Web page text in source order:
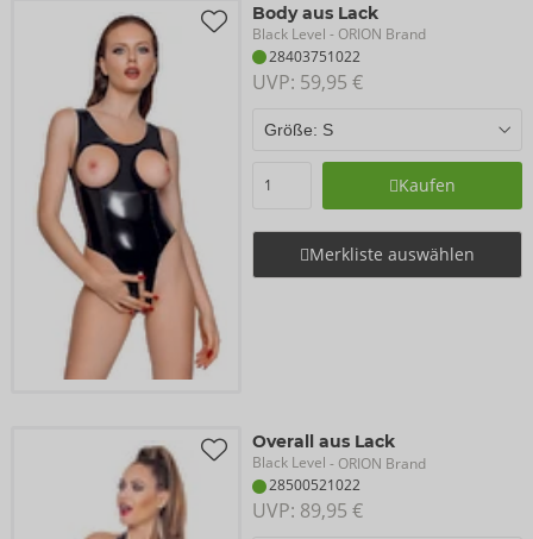
Body aus Lack
Black Level - ORION Brand
28403751022
UVP: 59,95 €
Kaufen
Merkliste auswählen
Overall aus Lack
Black Level - ORION Brand
28500521022
UVP: 89,95 €